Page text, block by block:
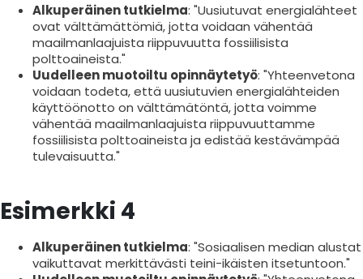
Alkuperäinen tutkielma: "Uusiutuvat energialähteet
ovat välttämättömiä, jotta voidaan vähentää
maailmanlaajuista riippuvuutta fossiilisista
polttoaineista."
Uudelleen muotoiltu opinnäytetyö: "Yhteenvetona
voidaan todeta, että uusiutuvien energialähteiden
käyttöönotto on välttämätöntä, jotta voimme
vähentää maailmanlaajuista riippuvuuttamme
fossiilisista polttoaineista ja edistää kestävämpää
tulevaisuutta."
Esimerkki 4
Alkuperäinen tutkielma: "Sosiaalisen median alustat
vaikuttavat merkittävästi teini-ikäisten itsetuntoon."